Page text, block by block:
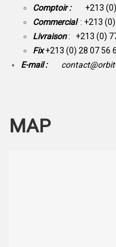
Comptoir : +213
Commercial : +213
Livraison: +213 (0)
Fix +213 (0) 28 07 56
E-mail :
MAP